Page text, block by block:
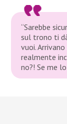
“Sarebbe
sul trono ti
vuoi.
realmente
no?! Se me